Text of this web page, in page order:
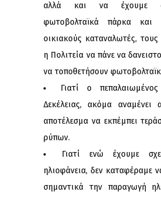
αλλά και να έχουμε
φωτοβολταϊκά πάρκα και
οικιακούς καταναλωτές,
η Πολιτεία να πάνε να
να τοποθετήσουν
Γιατί ο
Δεκέλειας, ακόμα αναμένει
αποτέλεσμα να εκπέμπει
ρύπων.
Γιατί ενώ έχουμε
ηλιοφάνεια, δεν καταφέραμε
σημαντικά την παραγωγή